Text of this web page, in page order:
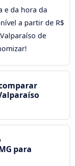
e da hora da
a partir de R$
de
para